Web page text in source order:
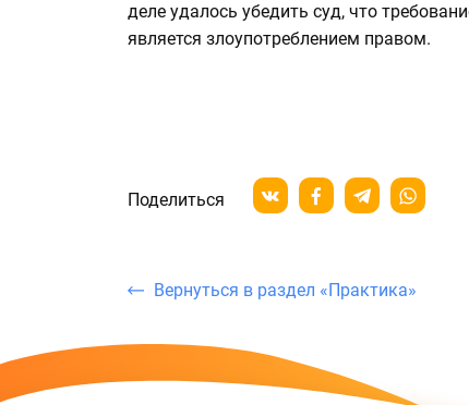
деле удалось убедить суд, что
является злоупотреблением правом.
Поделиться
Вернуться в раздел «Практика»